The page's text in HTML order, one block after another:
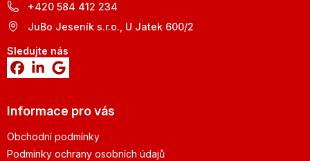
+420 584 412 234
JuBo Jeseník s.r.o., U Jatek 600/2
Sledujte nás
Informace pro vás
Obchodní podmínky
Podmínky ochrany osobních údajů